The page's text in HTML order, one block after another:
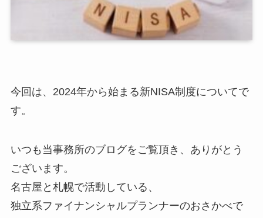
今回は、2024年から始まる新NISA制度についてで
す。
いつも当事務所のブログをご覧頂き、ありがとう
ございます。
名古屋と札幌で活動している、
独立系ファイナンシャルプランナーのおさかべで